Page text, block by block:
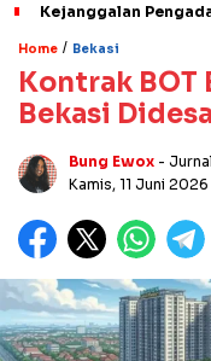
Kejanggalan
Home / Bekasi
Kontrak BOT
Bekasi
Bung Ewox -
Kamis, 11 Juni 2026